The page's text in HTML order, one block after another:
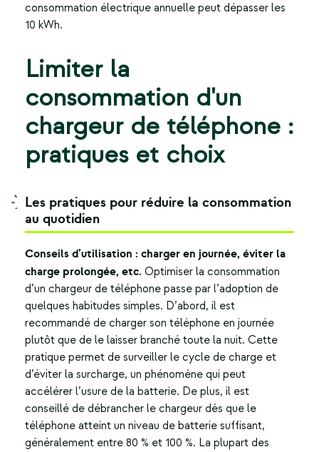
consommation électrique annuelle peut dépasser les
10 kWh.
Limiter la
consommation d'un
chargeur de téléphone :
pratiques et choix
Les pratiques pour réduire la consommation
au quotidien
Conseils d’utilisation : charger en journée, éviter la
charge prolongée, etc. Optimiser la consommation
d’un chargeur de téléphone passe par l’adoption de
quelques habitudes simples. D’abord, il est
recommandé de charger son téléphone en journée
plutôt que de le laisser branché toute la nuit. Cette
pratique permet de surveiller le cycle de charge et
d’éviter la surcharge, un phénomène qui peut
accélérer l’usure de la batterie. De plus, il est
conseillé de débrancher le chargeur dès que le
téléphone atteint un niveau de batterie suffisant,
généralement entre 80 % et 100 %. La plupart des